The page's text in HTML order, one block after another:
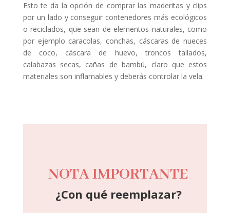
Esto te da la opción de comprar las maderitas y clips
por un lado y conseguir contenedores más ecológicos
o reciclados, que sean de elementos naturales, como
por ejemplo caracolas, conchas, cáscaras de nueces
de coco, cáscara de huevo, troncos tallados,
calabazas secas, cañas de bambú, claro que estos
materiales son inflamables y deberás controlar la vela.
NOTA IMPORTANTE
¿Con qué reemplazar?